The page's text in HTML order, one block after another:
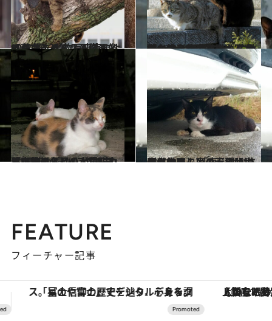
2020.10.25
【クスっと笑える猫画像60枚超】 動物写真家による面白にゃんこ画像まとめ
ライフスタイル 2022.9.21
「お供え物はちゅ～るかニャ？」 野良にゃんこ秋のお彼岸集会です！ 佐々木まことの犬猫脱力写真館
ライフスタイル
2022.9.14
『中秋の名月』が見られないニャ！ ‟パステル三毛“母猫が寝かしつけ中 佐々木まことの犬猫脱力写真館
ライフスタイル 2022.9.7
突然の雨、車の下には猫がいます！ 「車、動かさないでほしいニャ～」 佐々木まことの犬猫脱力写真館
ライフスタイル
FEATURE
フィーチャー記事
【銀座で出合う最旬美容】美髪ケアや上質な眠り…セルフケアのアップデートから、特別な名入れギフトまで。大人のための「ReFa GINZA」クルーズ